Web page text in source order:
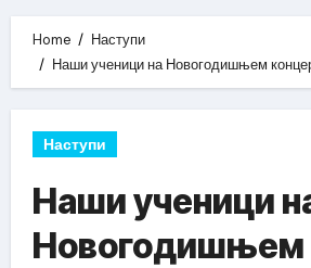
Home
Наступи
Наши ученици на Новогодишњем
Наступи
Наши ученици
Новогодишњем